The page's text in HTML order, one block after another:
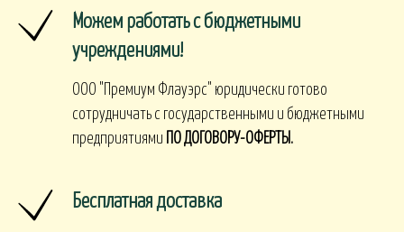
Можем работать с бюджетными
учреждениями!
ООО "Премиум Флауэрс" юридически готово
сотрудничать с государственными и бюджетными
предприятиями
ПО ДОГОВОРУ-ОФЕРТЫ.
Бесплатная доставка